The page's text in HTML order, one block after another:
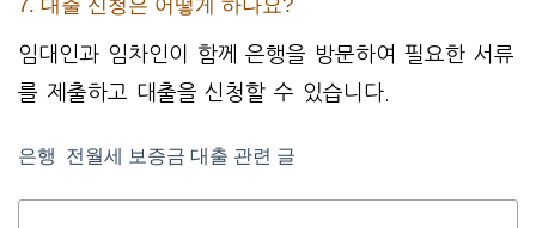
7. 대출 신청은 어떻게 하나요?
임대인과 임차인이 함께 은행을 방문하여 필요한 서류
를 제출하고 대출을 신청할 수 있습니다.
은행 전월세 보증금 대출 관련 글